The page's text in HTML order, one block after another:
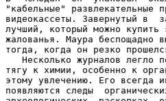
"кабельные" развлекательные
видеокассеты. Завернутый в
лучший, который можно
жалованья. Маура беспощадно
тогда, когда он резко
Несколько журналов легло
тягу к химии, особенно к
этому увлечению. Его всегда
появляются следы